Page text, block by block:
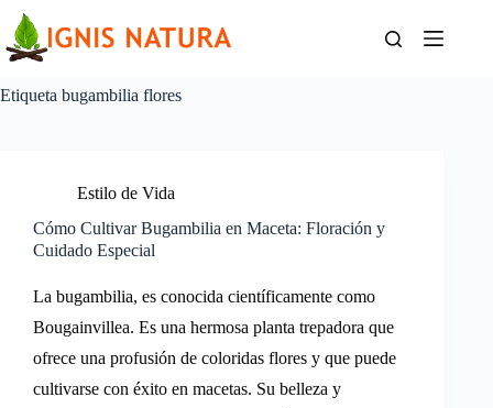
contenido
Etiqueta bugambilia flores
Estilo de Vida
Cómo Cultivar Bugambilia en Maceta: Floración y
Cuidado Especial
La bugambilia, es conocida científicamente como
Bougainvillea. Es una hermosa planta trepadora que
ofrece una profusión de coloridas flores y que puede
cultivarse con éxito en macetas. Su belleza y